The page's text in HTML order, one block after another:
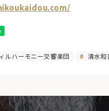
ルハーモニー交響楽団 清水和